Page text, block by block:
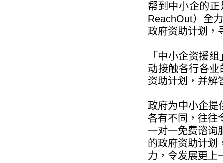
帮到中小企的
ReachOut）全
政府资助计划，
「中小企资援
动接触各行各
资助计划，并解
政府为中小企提
各有不同，往往
一对一免费谘询
的政府资助计划
力，令发展更上